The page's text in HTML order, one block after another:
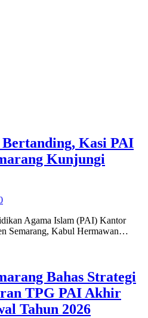
Kasi PAI
Kunjungi
Agama Islam (PAI) Kantor
Semarang, Kabul Hermawan…
Bahas Strategi
TPG PAI Akhir
Tahun 2026